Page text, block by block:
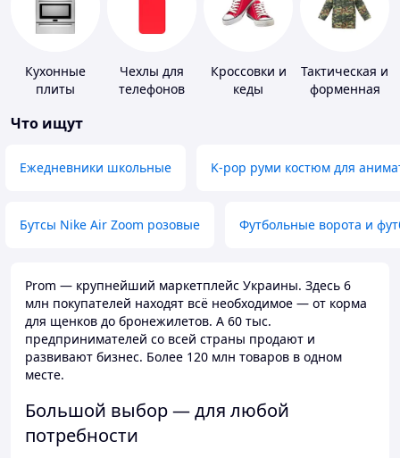
Кухонные
плиты
Чехлы для
телефонов
Кроссовки и
кеды
Тактическая и
форменная
Что ищут
Ежедневники школьные K-pop руми костюм для
Бутсы Nike Air Zoom розовые Футбольные ворота и
Prom — крупнейший маркетплейс Украины. Здесь 6
млн покупателей находят всё необходимое — от корма
для щенков до бронежилетов. А 60 тыс.
предпринимателей со всей страны продают и
развивают бизнес. Более 120 млн товаров в одном
месте.
Большой выбор — для любой
потребности